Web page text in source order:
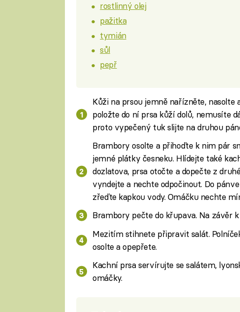
rostlinný olej
pažitka
tymián
sůl
pepř
Kůži na prsou jemně nařízněte, nasolte
položte do ní prsa kůží dolů, nemusíte
proto vypečený tuk slijte na druhou
Brambory osolte a přihoďte k nim pár
jemné plátky česneku. Hlídejte také
dozlatova, prsa otočte a dopečte z
vyndejte a nechte odpočinout. Do
zřeďte kapkou vody. Omáčku nechte
Brambory pečte do křupava. Na závěr
Mezitím stihnete připravit salát.
osolte a opepřete.
Kachní prsa servírujte se salátem,
omáčky.